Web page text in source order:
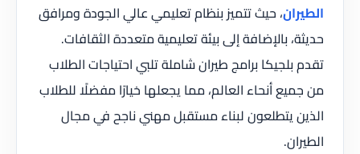
الطيران، حيث تتميز بنظام تعليمي عالي الجودة ومرافق
حديثة، بالإضافة إلى بيئة تعليمية متعددة الثقافات.
تقدم بلجيكا برامج طيران شاملة تلبي احتياجات الطلاب
من جميع أنحاء العالم، مما يجعلها خيارًا مفضلًا للطلاب
الذين يتطلعون لبناء مستقبل مهني ناجح في مجال
الطيران.